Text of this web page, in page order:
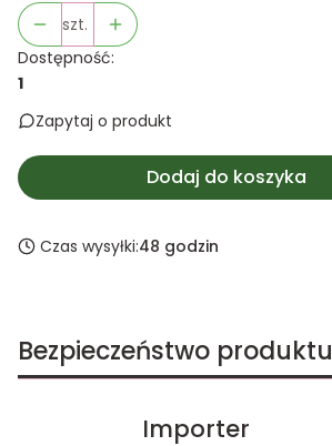
szt.
Dostępność:
1
Zapytaj o produkt
Dodaj do koszyka
Czas wysyłki:48 godzin
Bezpieczeństwo produktu
Importer